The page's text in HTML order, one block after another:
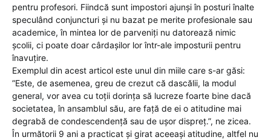
pentru profesori. Fiindcă sunt impostori ajunși în posturi înalte
speculând conjuncturi și nu bazat pe merite profesionale sau
academice, în mintea lor de parveniți nu datorează nimic
școlii, ci poate doar cârdașilor lor într-ale imposturii pentru
înavuțire.
Exemplul din acest articol este unul din miile care s-ar găsi:
”Este, de asemenea, greu de crezut că dascălii, la modul
general, vor avea cu toții dorința să lucreze foarte bine dacă
societatea, în ansamblul său, are față de ei o atitudine mai
degrabă de condescendență sau de ușor dispreț.”, ne zicea.
În următorii 9 ani a practicat și girat aceeași atitudine, altfel nu